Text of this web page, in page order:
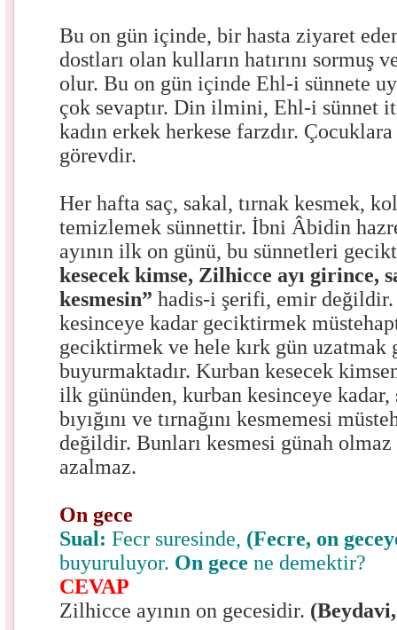
Bu on gün içinde, bir hasta ziyaret
dostları olan kulların hatırını sormuş
olur. Bu on gün içinde Ehl-i sünnete
çok sevaptır. Din ilmini, Ehl-i sünnet
kadın erkek herkese farzdır.
görevdir.
Her hafta saç, sakal, tırnak kesmek,
temizlemek sünnettir. İbni Âbidin
ayının ilk on günü, bu sünnetleri
kesecek kimse, Zilhicce ayı girince,
kesmesin”hadis-i şerifi, emir değildir.
kesinceye kadar geciktirmek
geciktirmek ve hele kırk gün uzatmak
buyurmaktadır. Kurban kesecek
ilk gününden, kurban kesinceye kadar,
bıyığını ve tırnağını kesmemesi
değildir. Bunları kesmesi günah olmaz
azalmaz.
On gece
Sual: Fecr suresinde, (Fecre, on
buyuruluyor. On gece ne demektir?
CEVAP
Zilhicce ayının on gecesidir.